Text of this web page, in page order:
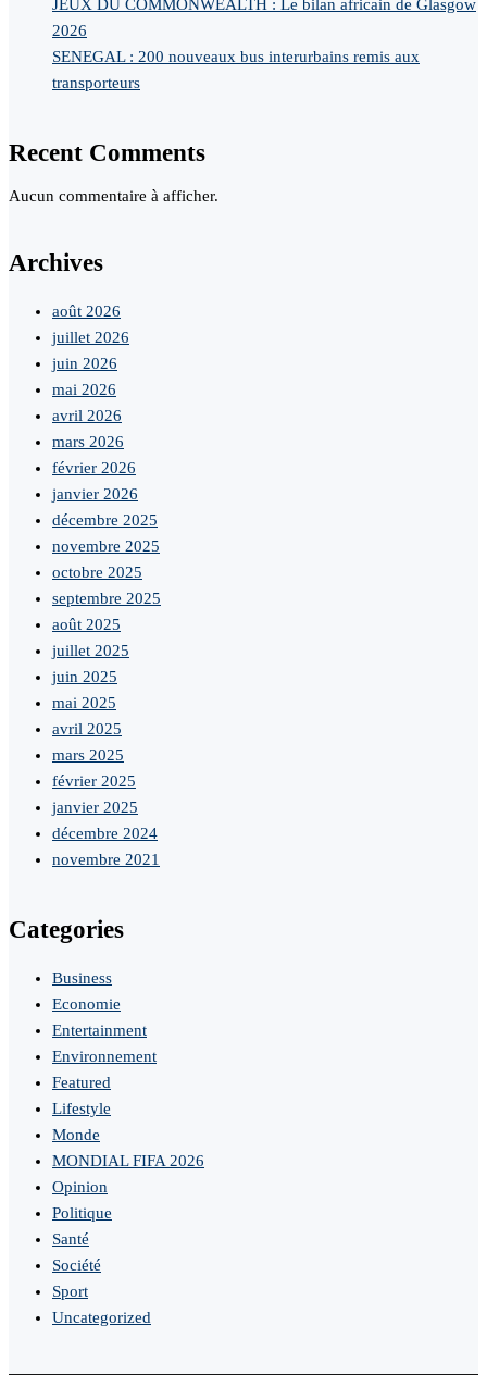
JEUX DU COMMONWEALTH : Le bilan africain de Glasgow
2026
SENEGAL : 200 nouveaux bus interurbains remis aux
transporteurs
Recent Comments
Aucun commentaire à afficher.
Archives
août 2026
juillet 2026
juin 2026
mai 2026
avril 2026
mars 2026
février 2026
janvier 2026
décembre 2025
novembre 2025
octobre 2025
septembre 2025
août 2025
juillet 2025
juin 2025
mai 2025
avril 2025
mars 2025
février 2025
janvier 2025
décembre 2024
novembre 2021
Categories
Business
Economie
Entertainment
Environnement
Featured
Lifestyle
Monde
MONDIAL FIFA 2026
Opinion
Politique
Santé
Société
Sport
Uncategorized